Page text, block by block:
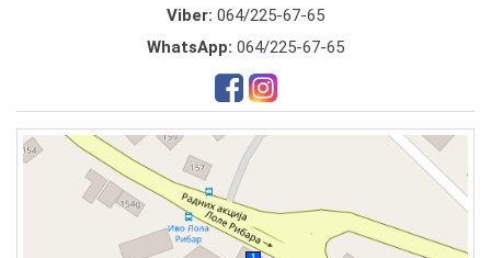
Viber: 064/225-67-65
WhatsApp: 064/225-67-65